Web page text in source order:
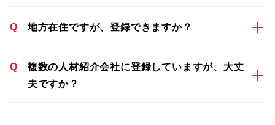
Q 地方在住ですが、登録できますか？
Q
複数の人材紹介会社に登録していますが、大丈
夫ですか？